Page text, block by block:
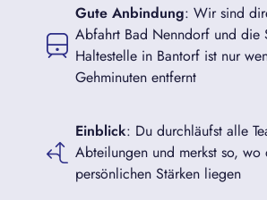
Gute Anbindung: Wir sind
Abfahrt Bad Nenndorf und die
Haltestelle in Bantorf ist nur
Gehminuten entfernt
Einblick: Du durchläufst alle
Abteilungen und merkst so, wo
persönlichen Stärken liegen